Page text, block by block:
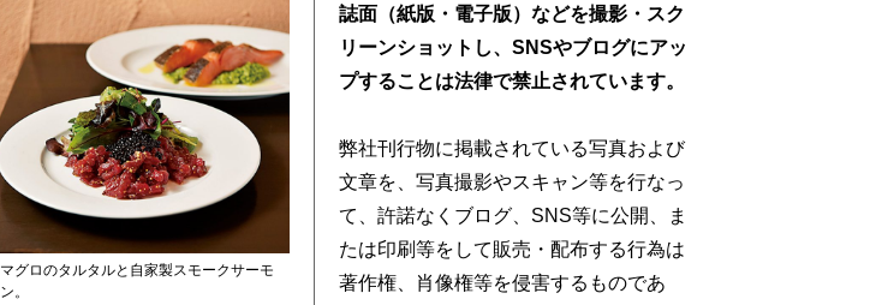
マグロのタルタルと自家製スモークサーモ
ン。
誌面（紙版・電子版）などを撮影・スク
リーンショットし、SNSやブログにアッ
プすることは法律で禁止されています。
弊社刊行物に掲載されている写真および
文章を、写真撮影やスキャン等を行なっ
て、許諾なくブログ、SNS等に公開、ま
たは印刷等をして販売・配布する行為は
著作権、肖像権等を侵害するものであ